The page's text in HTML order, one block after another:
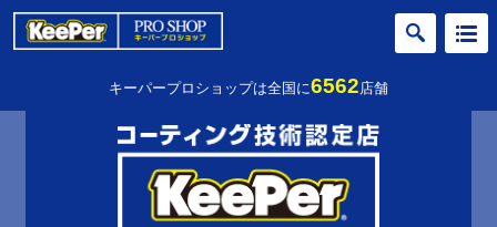
キーパープロショップは全国に6562店舗